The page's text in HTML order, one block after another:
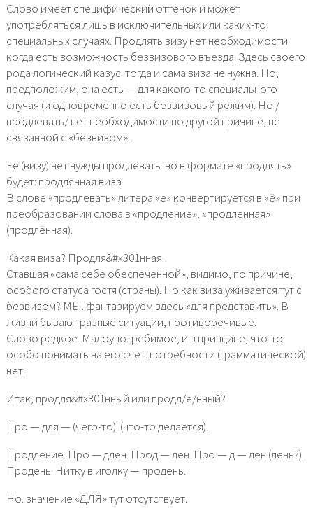
Слово имеет специфический оттенок и может
употребляться лишь в исключительных или каких-то
специальных случаях. Продлять визу нет необходимости
когда есть возможность безвизового въезда. Здесь своего
рода логический казус: тогда и сама виза не нужна. Но,
предположим, она есть — для какого-то специального
случая (и одновременно есть безвизовый режим). Но /
продлевать/ нет необходимости по другой причине, не
связанной с «безвизом».
Ее (визу) нет нужды продлевать. но в формате «продлять»
будет: продлянная виза.
В слове «продлевать» литера «е» конвертируется в «ё» при
преобразовании слова в «продление», «продленная»
(продлённая).
Какая виза? Продля&#x301нная.
Ставшая «сама себе обеспеченной», видимо, по причине,
особого статуса гостя (страны). Но как виза уживается тут с
безвизом? МЫ. фантазируем здесь «для представить». В
жизни бывают разные ситуации, противоречивые.
Слово редкое. Малоупотребимое, и в принципе, что-то
особо понимать на его счет. потребности (грамматической)
нет.
Итак, продля&#x301нный или продл/е/нный?
Про — для — (чего-то). (что-то делается).
Продление. Про — длен. Прод — лен. Про — д — лен (лень?).
Продень. Нитку в иголку — продень.
Но. значение «ДЛЯ» тут отсутствует.